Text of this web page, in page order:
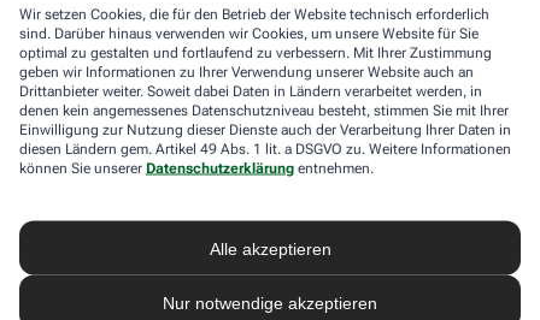
Wir setzen Cookies, die für den Betrieb der Website technisch erforderlich
sind. Darüber hinaus verwenden wir Cookies, um unsere Website für Sie
optimal zu gestalten und fortlaufend zu verbessern. Mit Ihrer Zustimmung
geben wir Informationen zu Ihrer Verwendung unserer Website auch an
Drittanbieter weiter. Soweit dabei Daten in Ländern verarbeitet werden, in
denen kein angemessenes Datenschutzniveau besteht, stimmen Sie mit Ihrer
Einwilligung zur Nutzung dieser Dienste auch der Verarbeitung Ihrer Daten in
diesen Ländern gem. Artikel 49 Abs. 1 lit. a DSGVO zu. Weitere Informationen
können Sie unserer Datenschutzerklärung entnehmen.
Alle akzeptieren
Nur notwendige akzeptieren
Regel gut verträglich. Dennoch sollten Sie die Anwendung ärztlich
besprechen, besonders bei gleichzeitiger Einnahme von
Medikamenten, die auf Dopamin-Rezeptoren wirken,
beispielsweise bei psychischen Erkrankungen. Ebenso sollte
Mönchspfeffer nicht in Schwangerschaft oder Stillzeit
eingenommen werden, da er u.a. die Milchproduktion stören
kann.